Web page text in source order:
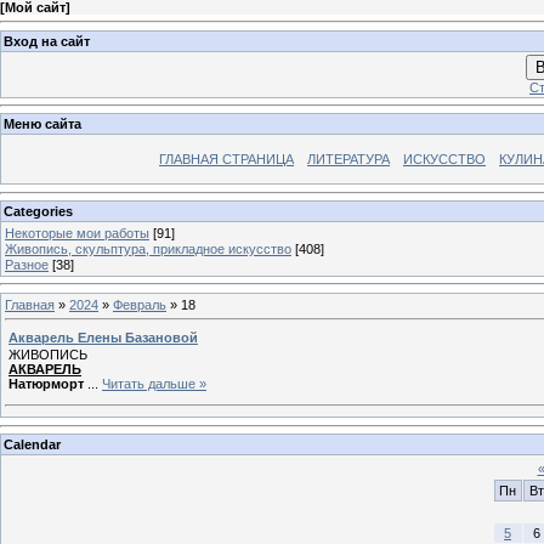
[Мой сайт]
Вход на сайт
Меню сайта
ГЛАВНАЯ СТРАНИЦА ЛИТЕРАТУРА ИСКУССТВО
Categories
Некоторые мои работы [91]
Живопись, скульптура, прикладное искусство [408]
Разное [38]
Главная » 2024 » Февраль » 18
Акварель Елены Базановой
ЖИВОПИСЬ
АКВАРЕЛЬ
Натюрморт
Читать дальше »
Calendar
«
Пн
Вт
5
6